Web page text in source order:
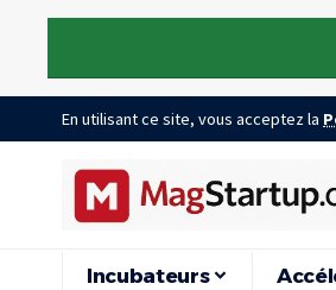
En utilisant ce site, vous acceptez la
Incubateurs